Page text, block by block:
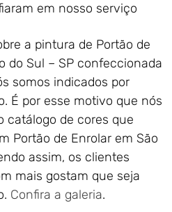
em nosso serviço
a pintura de Portão de
do Sul – SP confeccionada
somos indicados por
É por esse motivo que nós
catálogo de cores que
Portão de Enrolar em São
assim, os clientes
mais gostam que seja
Confira a galeria.